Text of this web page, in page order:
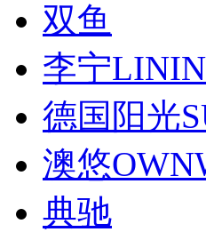
双鱼
李宁
德国阳光
澳悠
典驰